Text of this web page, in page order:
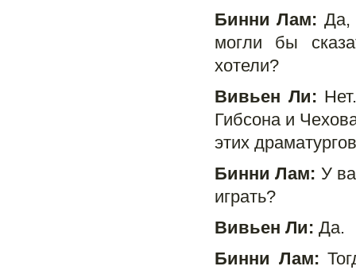
Бинни Лам: Да,
могли бы
хотели?
Вивьен Ли:
Гибсона и
этих
Бинни Лам: У
играть?
Вивьен Ли: Да.
Бинни Лам: